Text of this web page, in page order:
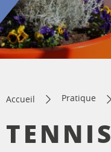
Accueil Pratique
TENNIS